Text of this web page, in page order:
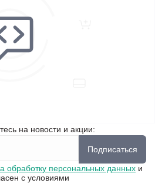
на новости и акции:
Подписаться
обработку персональных данных и
с условиями